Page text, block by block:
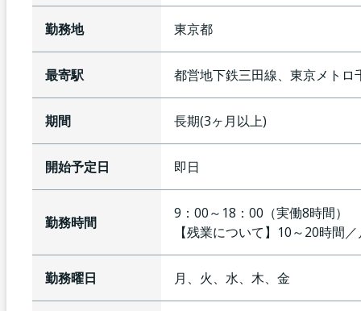
勤務地 東京都
最寄駅 都営地下鉄三田線、東京メトロ
期間 長期(3ヶ月以上)
開始予定日 即日
勤務時間
9：00～18：00（実働8時間）
【残業について】 10～20時間
勤務曜日 月、火、水、木、金